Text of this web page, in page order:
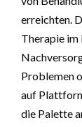
erreichten.
Therapie im
Problemen
auf
die Palette